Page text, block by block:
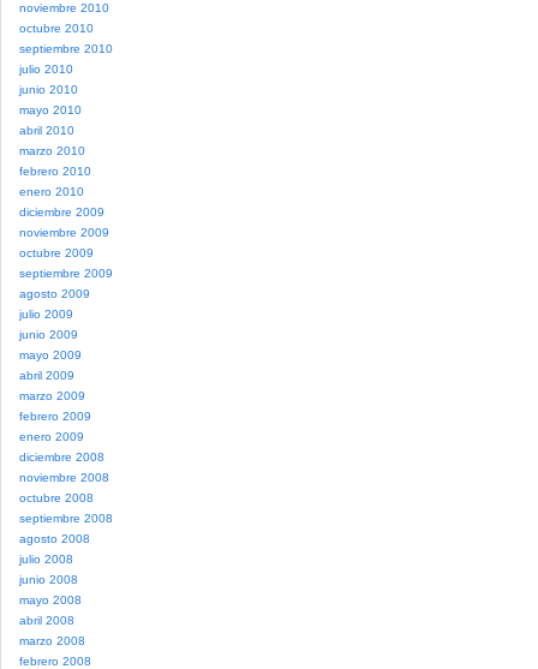
noviembre 2010
octubre 2010
septiembre 2010
julio 2010
junio 2010
mayo 2010
abril 2010
marzo 2010
febrero 2010
enero 2010
diciembre 2009
noviembre 2009
octubre 2009
septiembre 2009
agosto 2009
julio 2009
junio 2009
mayo 2009
abril 2009
marzo 2009
febrero 2009
enero 2009
diciembre 2008
noviembre 2008
octubre 2008
septiembre 2008
agosto 2008
julio 2008
junio 2008
mayo 2008
abril 2008
marzo 2008
febrero 2008